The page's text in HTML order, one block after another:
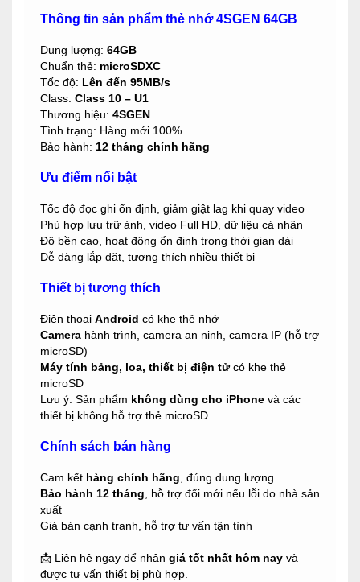
Thông tin sản phẩm thẻ nhớ 4SGEN 64GB
Dung lượng: 64GB
Chuẩn thẻ: microSDXC
Tốc độ: Lên đến 95MB/s
Class: Class 10 – U1
Thương hiệu: 4SGEN
Tình trạng: Hàng mới 100%
Bảo hành: 12 tháng chính hãng
Ưu điểm nổi bật
Tốc độ đọc ghi ổn định, giảm giật lag khi quay video
Phù hợp lưu trữ ảnh, video Full HD, dữ liệu cá nhân
Độ bền cao, hoạt động ổn định trong thời gian dài
Dễ dàng lắp đặt, tương thích nhiều thiết bị
Thiết bị tương thích
Điện thoại Android có khe thẻ nhớ
Camera hành trình, camera an ninh, camera IP (hỗ trợ
microSD)
Máy tính bảng, loa, thiết bị điện tửcó khe thẻ
microSD
Lưu ý: Sản phẩm không dùng cho iPhone và các
thiết bị không hỗ trợ thẻ microSD.
Chính sách bán hàng
Cam kết hàng chính hãng, đúng dung lượng
Bảo hành 12 tháng, hỗ trợ đổi mới nếu lỗi do nhà sản
xuất
Giá bán cạnh tranh, hỗ trợ tư vấn tận tình
📩 Liên hệ ngay để nhận giá tốt nhất hôm nay và
được tư vấn thiết bị phù hợp.